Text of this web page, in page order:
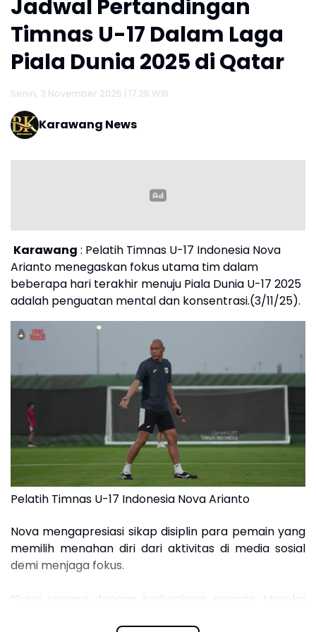
Jadwal Pertandingan
Timnas U-17 Dalam Laga
Piala Dunia 2025 di Qatar
Senin, 3 November 2025 | 17:25 WIB
Karawang News
Karawang : Pelatih Timnas U-17 Indonesia Nova
Arianto menegaskan fokus utama tim dalam
beberapa hari terakhir menuju Piala Dunia U-17 2025
adalah penguatan mental dan konsentrasi.(3/11/25).
Pelatih Timnas U-17 Indonesia Nova Arianto
Nova mengapresiasi sikap disiplin para pemain yang
memilih menahan diri dari aktivitas di media sosial
demi menjaga fokus.
“Saya senang dengan kedisiplinan pemain. Mereka